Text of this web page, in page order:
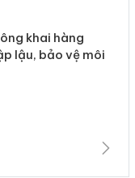
khai hàng
lậu, bảo vệ môi